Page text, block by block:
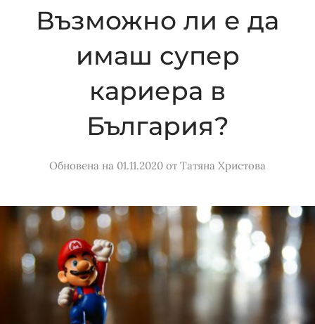
Възможно ли е да
имаш супер
кариера в
България?
Обновена на 01.11.2020 от Татяна Христова